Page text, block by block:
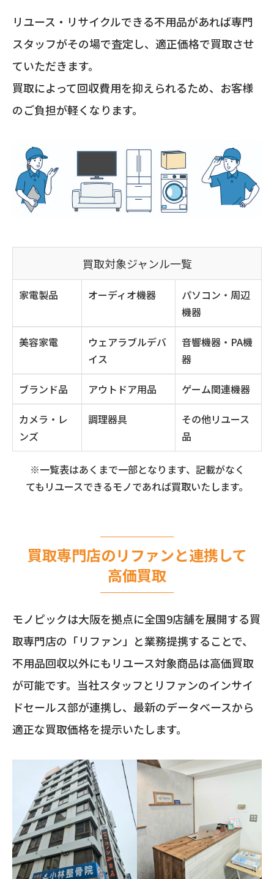
リユース・リサイクルできる不用品があれば専門
スタッフがその場で査定し、適正価格で買取させ
ていただきます。
買取によって回収費用を抑えられるため、お客様
のご負担が軽くなります。
買取対象ジャンル一覧
家電製品 オーディオ機器
パソコン・周辺
機器
美容家電
ウェアラブルデバ
イス
音響機器・PA機
器
ブランド品 アウトドア用品 ゲーム関連機器
カメラ・レ
ンズ
調理器具
その他リユース
品
※一覧表はあくまで一部となります、記載がなく
てもリユースできるモノであれば買取いたします。
買取専門店のリファンと連携して
高価買取
モノピックは大阪を拠点に全国9店舗を展開する買
取専門店の「リファン」と業務提携することで、
不用品回収以外にもリユース対象商品は高価買取
が可能です。当社スタッフとリファンのインサイ
ドセールス部が連携し、最新のデータベースから
適正な買取価格を提示いたします。